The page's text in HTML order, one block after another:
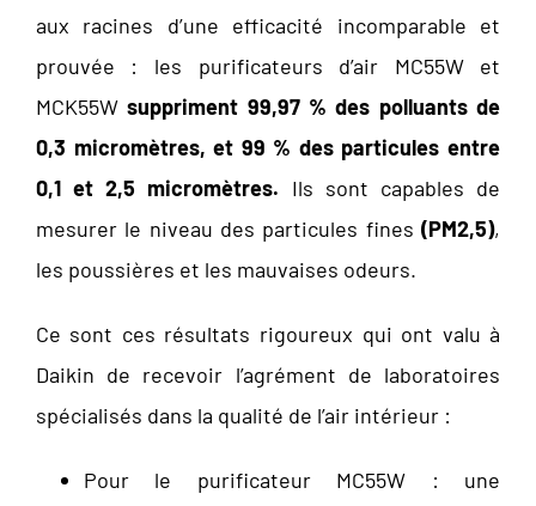
aux racines d’une efficacité incomparable et
prouvée : les purificateurs d’air MC55W et
MCK55Wsuppriment 99,97 % des polluants de
0,3 micromètres, et 99 % des particules entre
0,1 et 2,5 micromètres. Ils sont capables de
mesurer le niveau des particules fines(PM2,5),
les poussières et les mauvaises odeurs.
Ce sont ces résultats rigoureux qui ont valu à
Daikin de recevoir l’agrément de laboratoires
spécialisés dans la qualité de l’air intérieur :
Pour le purificateur MC55W : une